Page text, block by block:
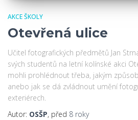
AKCE ŠKOLY
Otevřená ulice
Učitel fotografických předmětů Jan
svých studentů na letní kolínské akci
mohli prohlédnout třeba, jakým
anebo jak se dá zvládnout umění
exteriérech.
Autor: OSŠP, před 8 roky